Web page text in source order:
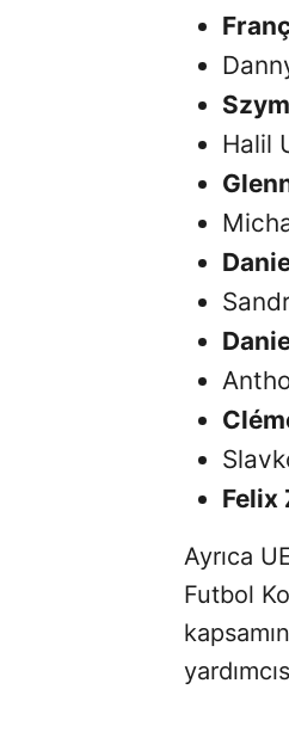
Halil
Felix
Ayrıca
Futbol